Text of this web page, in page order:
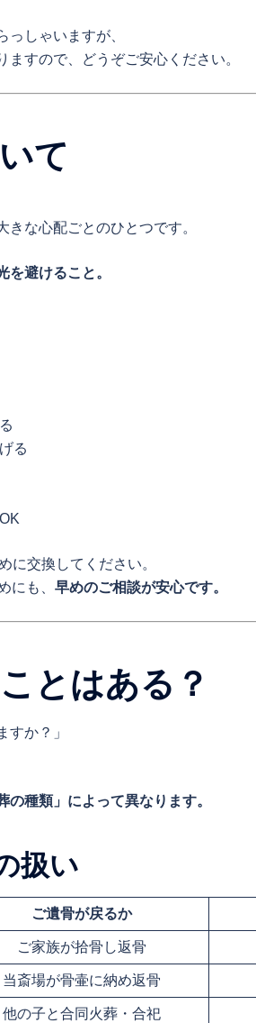
っしゃいますが、
すので、どうぞご安心ください。
て
きな心配ごとのひとつです。
避けること。
る
に交換してください。
にも、 早めのご相談が安心です。
とはある？
すか？」
種類」によって異なります。
扱い
ご遺骨が戻るか
ご家族が拾骨し返骨
当斎場が骨壷に納め返骨
他の子と合同火葬・合祀